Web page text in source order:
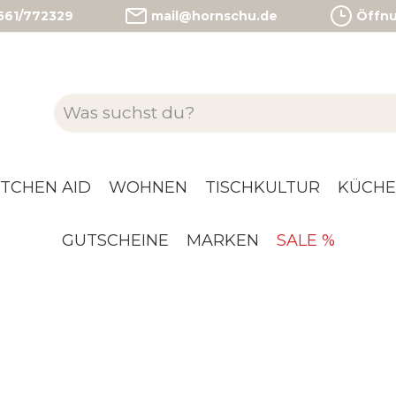
772329 mail@hornschu.de
AID WOHNEN TISCHKULTUR KÜCHE
GUTSCHEINE MARKEN SALE %